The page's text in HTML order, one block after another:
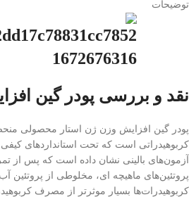
توضیحات
نقد و بررسی پودر گین
پودر گین افزایش وزن ژن استار محصولی
کربوهیدراتی است که تحت استانداردهای کیفی
آزمون‌های بالینی نشان داده است که پس از
پروتئین‌های ماهیچه ای، مخلوطی از پروتئین آب
کربوهیدرات‌ها بسیار موثرتر از مصرف